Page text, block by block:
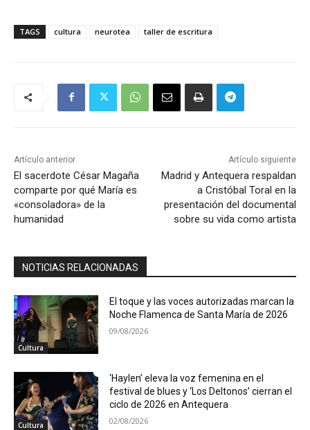
TAGS cultura neurotea taller de escritura
Artículo anterior
El sacerdote César Magaña
comparte por qué María es
«consoladora» de la
humanidad
Artículo siguiente
Madrid y Antequera respaldan
a Cristóbal Toral en la
presentación del documental
sobre su vida como artista
NOTICIAS RELACIONADAS
Cultura
El toque y las voces autorizadas marcan la
Noche Flamenca de Santa María de 2026
09/08/2026
Cultura
‘Haylen’ eleva la voz femenina en el
festival de blues y ‘Los Deltonos’ cierran el
ciclo de 2026 en Antequera
02/08/2026